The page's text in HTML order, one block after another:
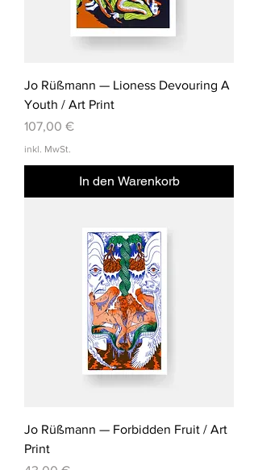
Jo Rüßmann — Lioness Devouring A
Youth / Art Print
Preis
107,00 €
inkl. MwSt.
In den Warenkorb
Jo Rüßmann — Forbidden Fruit / Art
Print